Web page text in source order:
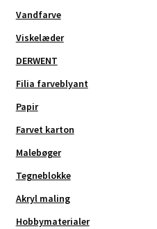
Vandfarve
Viskelæder
DERWENT
Filia farveblyant
Papir
Farvet karton
Malebøger
Tegneblokke
Akryl maling
Hobbymaterialer